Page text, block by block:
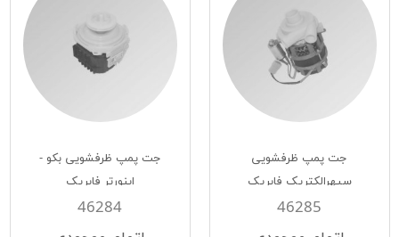
جت پمپ ظرفشويی
سپهرالكتريک فابريک
46285
جت پمپ ظرفشویی بکو -
اینورتر فابریک
46284